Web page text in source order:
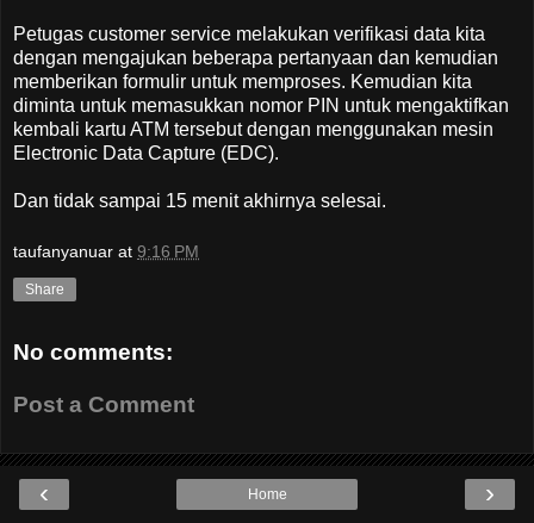
Petugas customer service melakukan verifikasi data kita
dengan mengajukan beberapa pertanyaan dan kemudian
memberikan formulir untuk memproses. Kemudian kita
diminta untuk memasukkan nomor PIN untuk mengaktifkan
kembali kartu ATM tersebut dengan menggunakan mesin
Electronic Data Capture (EDC).
Dan tidak sampai 15 menit akhirnya selesai.
taufanyanuar at 9:16 PM
Share
No comments:
Post a Comment
‹ ›
Home